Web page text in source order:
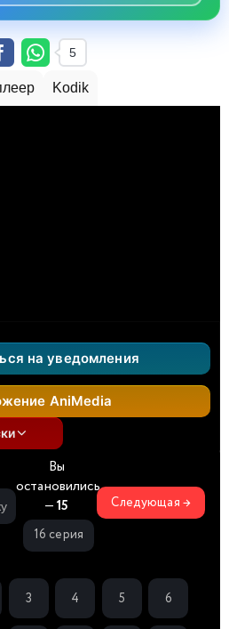
5
Kodik
на уведомления
AniMedia
Вы
остановились
—15
16 серия
Следующая →
3 4 5 6